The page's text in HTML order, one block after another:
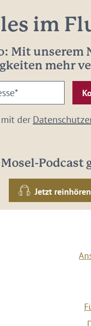
im
Mit unserem
mehr
der
Podcast
Jetzt